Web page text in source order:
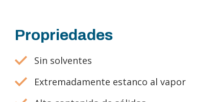
Propriedades
Sin solventes
Extremadamente estanco al vapor